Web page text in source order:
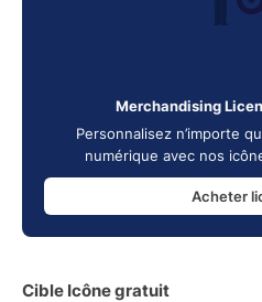
Merchandising
Personnalisez n’importe
numérique avec nos
Acheter
Cible Icône gratuit